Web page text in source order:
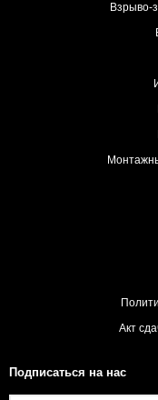
Взрыво-
Акт
Подписаться на нас